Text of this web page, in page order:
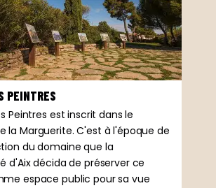
PEINTRES
Peintres est inscrit dans le
la Marguerite. C'est à l'époque de
du domaine que la
d'Aix décida de préserver ce
espace public pour sa vue